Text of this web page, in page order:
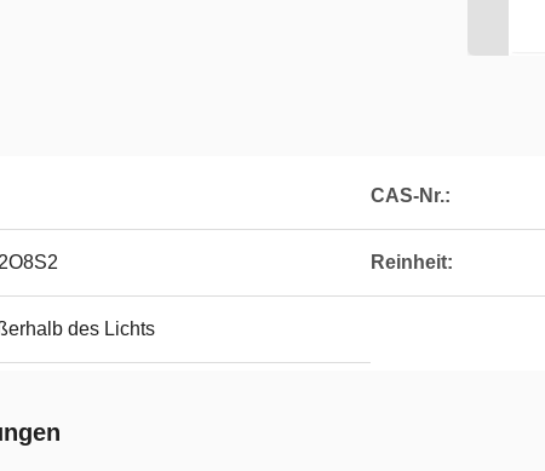
CAS-Nr.:
Reinheit:
des Lichts